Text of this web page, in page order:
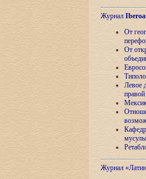
Журнал
От
От
Левое
Журнал